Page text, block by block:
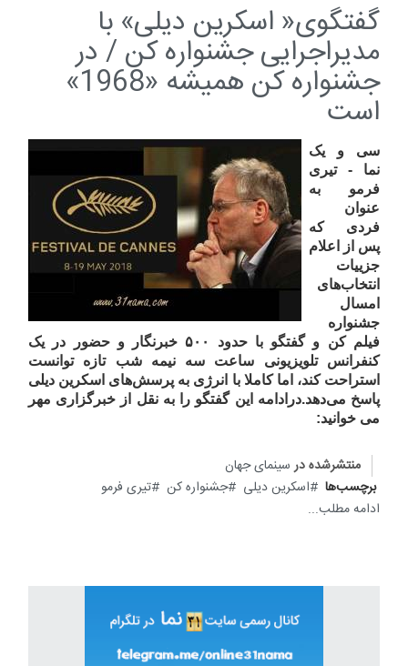
گفتگوی« اسکرین دیلی» با
مدیراجرایی جشنواره کن / در
جشنواره کن همیشه «1968»
است
سی و یک
نما - تیری
فرمو به
عنوان
فردی که
پس از اعلام
جزییات
انتخاب‌های
امسال
جشنواره
فیلم کن و گفتگو با حدود
۵۰۰خبرنگار و حضور در یک
کنفرانس تلویزیونی ساعت سه نیمه شب تازه توانست
استراحت کند، اما کاملا با انرژی به پرسش‌های اسکرین دیلی
پاسخ می‌دهد.درادامه این گفتگو را به نقل از خبرگزاری مهر
می خوانید:
منتشرشده در سینمای جهان
برچسب‌ها
اسکرین دیلی جشنواره کن
تیری فرمو
ادامه مطلب...